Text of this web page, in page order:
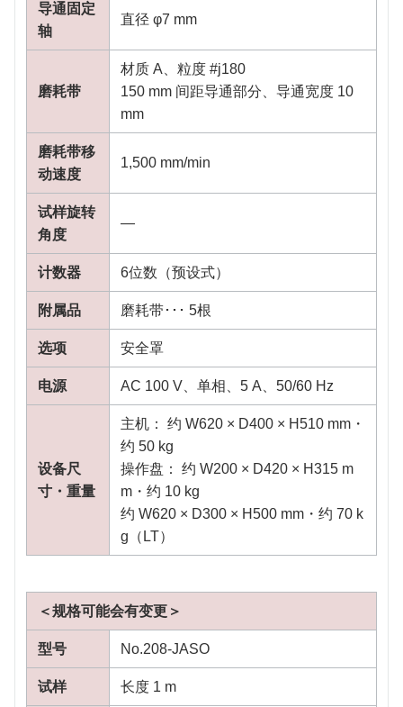
导通固定
轴
直径 φ7 mm
磨耗带
材质 A、粒度 #j180
150 mm 间距导通部分、导通宽度 10
mm
磨耗带移
动速度
1,500 mm/min
试样旋转
角度
―
计数器 6位数（预设式）
附属品 磨耗带･･･ 5根
选项 安全罩
电源 AC 100 V、单相、5 A、50/60 Hz
设备尺
寸・重量
主机： 约 W620 × D400 × H510 mm・
约 50 kg
操作盘： 约 W200 × D420 × H315 m
m・约 10 kg
约 W620 × D300 × H500 mm・约 70 k
g（LT）
＜规格可能会有变更＞
型号 No.208-JASO
试样 长度 1 m